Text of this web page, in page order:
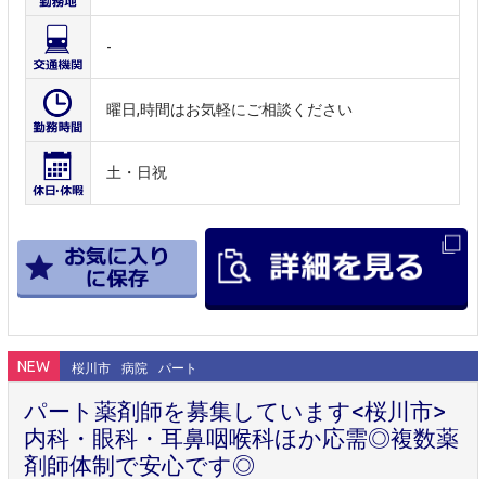
-
曜日,時間はお気軽にご相談ください
土・日祝
NEW 桜川市 病院 パート
パート薬剤師を募集しています<桜川市>
内科・眼科・耳鼻咽喉科ほか応需◎複数薬
剤師体制で安心です◎